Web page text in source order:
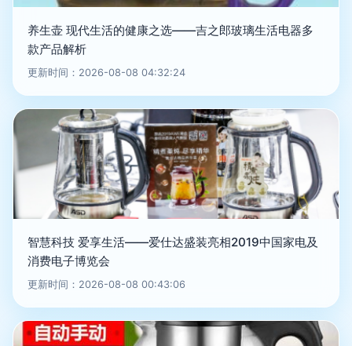
养生壶 现代生活的健康之选——吉之郎玻璃生活电器多
款产品解析
更新时间：2026-08-08 04:32:24
智慧科技 爱享生活——爱仕达盛装亮相2019中国家电及
消费电子博览会
更新时间：2026-08-08 00:43:06